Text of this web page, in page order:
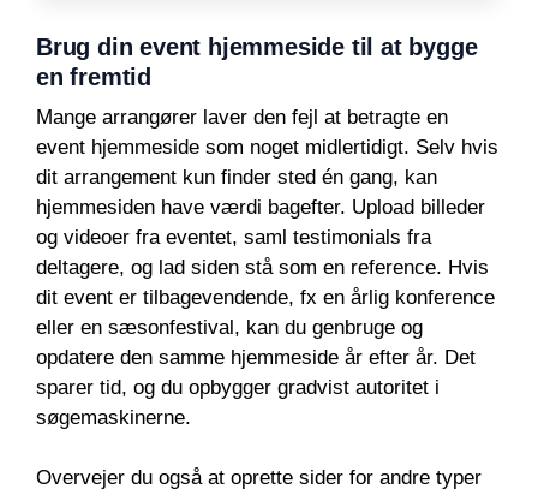
Brug din event hjemmeside til at bygge
en fremtid
Mange arrangører laver den fejl at betragte en
event hjemmeside som noget midlertidigt. Selv hvis
dit arrangement kun finder sted én gang, kan
hjemmesiden have værdi bagefter. Upload billeder
og videoer fra eventet, saml testimonials fra
deltagere, og lad siden stå som en reference. Hvis
dit event er tilbagevendende, fx en årlig konference
eller en sæsonfestival, kan du genbruge og
opdatere den samme hjemmeside år efter år. Det
sparer tid, og du opbygger gradvist autoritet i
søgemaskinerne.
Overvejer du også at oprette sider for andre typer